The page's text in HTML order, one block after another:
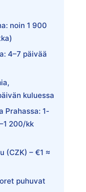
noin 1 900
4–7 päivää
kuluessa
Prahassa: 1-
200/kk
(CZK) – €1 ≈
puhuvat